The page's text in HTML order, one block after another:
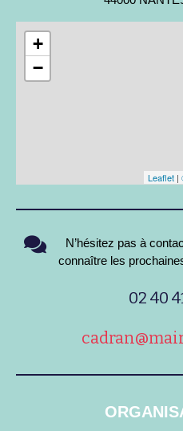
+
−
Leaflet |
N’hésitez pas à
connaître les
02 40